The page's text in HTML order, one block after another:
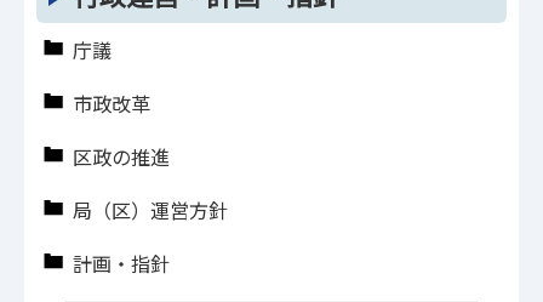
庁議
市政改革
区政の推進
局（区）運営方針
計画・指針